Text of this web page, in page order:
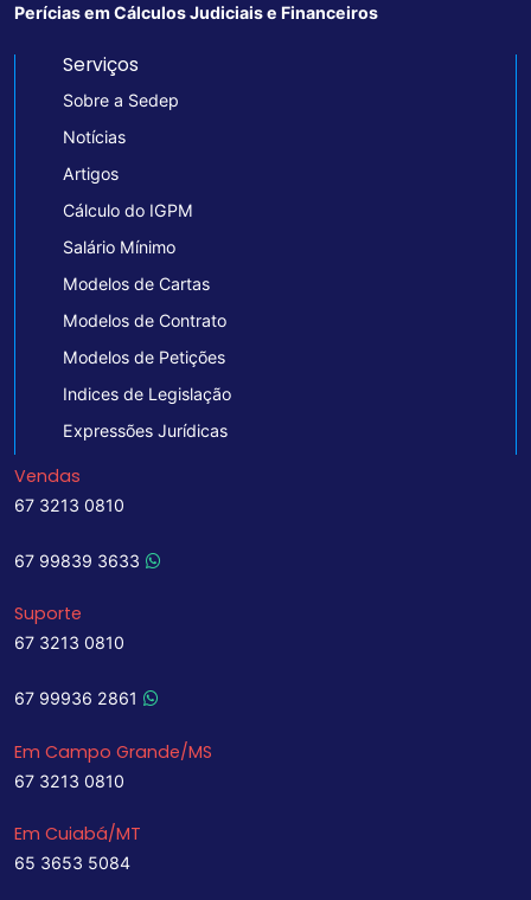
Perícias em Cálculos Judiciais e Financeiros
Serviços
Sobre a Sedep
Notícias
Artigos
Cálculo do IGPM
Salário Mínimo
Modelos de Cartas
Modelos de Contrato
Modelos de Petições
Indices de Legislação
Expressões Jurídicas
Vendas
67 3213 0810
67 99839 3633
Suporte
67 3213 0810
67 99936 2861
Em Campo Grande/MS
67 3213 0810
Em Cuiabá/MT
65 3653 5084